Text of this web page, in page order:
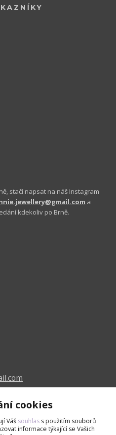
stačí napsat na náš Instagram
a
kdekoliv po Brně.
cookies
Váš souhlas s použitím souborů
informace týkající se Vašich